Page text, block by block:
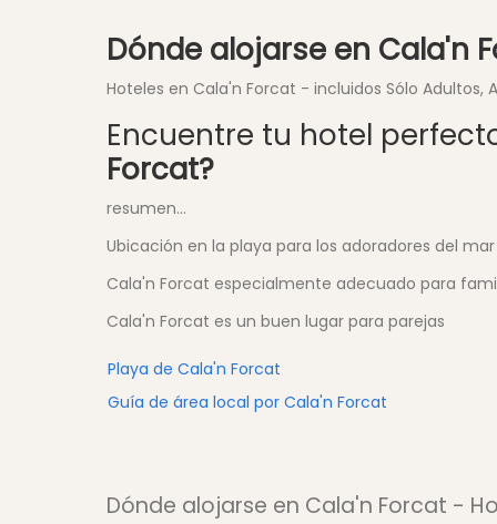
Dónde alojarse en Cala'n
Hoteles en Cala'n Forcat - incluidos Sólo
Encuentre tu hotel
Forcat?
resumen...
Ubicación en la playa para los adoradores del
Cala'n Forcat especialmente adecuado para
Cala'n Forcat es un buen lugar para parejas
Playa de Cala'n Forcat
Guía de área local por Cala'n Forcat
Dónde alojarse en Cala'n Forcat -